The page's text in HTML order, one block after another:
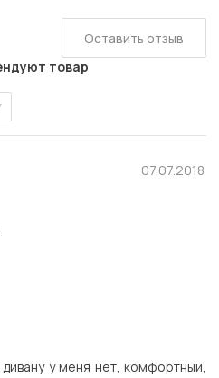
товар
07.07.2018
у меня нет, комфортный,
Оставить отзыв